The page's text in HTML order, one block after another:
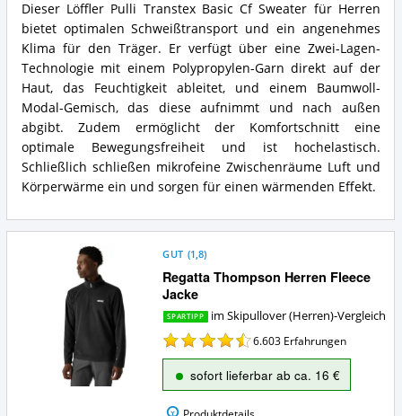
Löffler
Herren
Pulli
Transtex
Basic
Cf
Zusammenfassung:
Was
bietet
dieser
Skipullover
(Herren)?
Dieser Löffler Pulli Transtex Basic Cf Sweater für Herren
bietet optimalen Schweißtransport und ein angenehmes
Klima für den Träger. Er verfügt über eine Zwei-Lagen-
Technologie mit einem Polypropylen-Garn direkt auf der
Haut, das Feuchtigkeit ableitet, und einem Baumwoll-
Modal-Gemisch, das diese aufnimmt und nach außen
abgibt. Zudem ermöglicht der Komfortschnitt eine
optimale Bewegungsfreiheit und ist hochelastisch.
Schließlich schließen mikrofeine Zwischenräume Luft und
Körperwärme ein und sorgen für einen wärmenden Effekt.
Basic
Cf
Vorteile:
Was
spricht
für
diesen
Skipullover
(Herren)?
Regatta Thompson Herren Fleece
Jacke
GUT (1,8)
SPARTIPP im Skipullover (Herren)-Vergleich
6.603 Erfahrungen
sofort lieferbar ab ca. 16 €